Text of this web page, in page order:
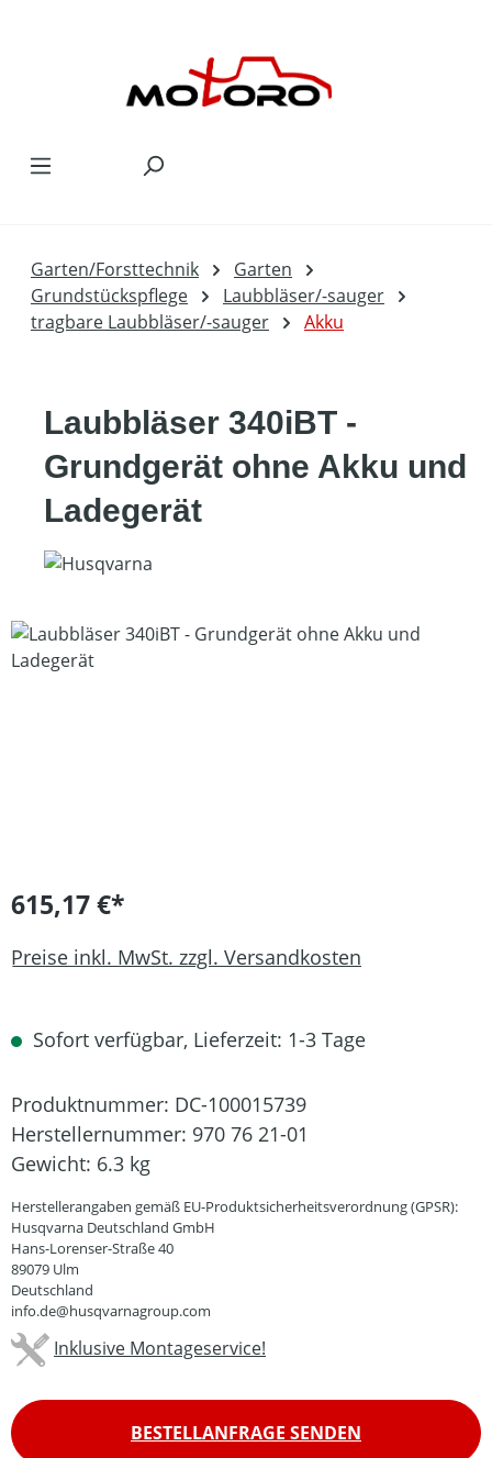
Garten/Forsttechnik
Garten
Grundstückspflege
Laubbläser/-sauger
tragbare Laubbläser/-sauger
Akku
Laubbläser 340iBT -
Grundgerät ohne Akku und
Ladegerät
Bildergalerie überspringen
615,17 €*
Preise inkl. MwSt. zzgl. Versandkosten
Sofort verfügbar, Lieferzeit: 1-3 Tage
Produktnummer: DC-100015739
Herstellernummer: 970 76 21-01
Gewicht: 6.3 kg
Herstellerangaben gemäß EU-Produktsicherheitsverordnung (GPSR):
Husqvarna Deutschland GmbH
Hans-Lorenser-Straße 40
89079 Ulm
Deutschland
info.de@husqvarnagroup.com
Inklusive Montageservice!
BESTELLANFRAGE SENDEN